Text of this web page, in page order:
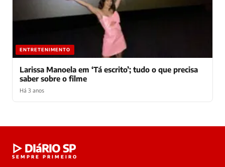
ENTRETENIMENTO
Larissa Manoela em ‘Tá escrito’; tudo o que precisa
saber sobre o filme
Há 3 anos
online
▷ DIáRIO SP
SEMPRE PRIMEIRO